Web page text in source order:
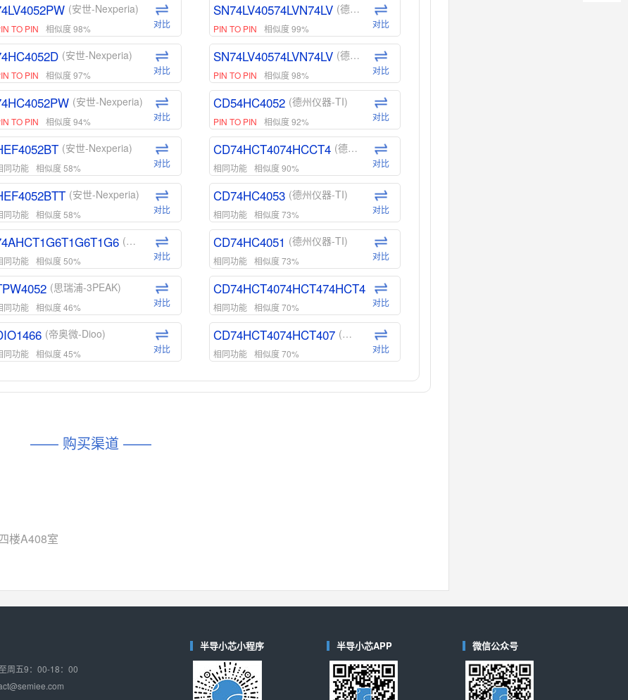
(安世-Nexperia)
TO PIN 相似度 98% 对比
(安世-Nexperia)
TO PIN 相似度 97% 对比
(安世-Nexperia)
TO PIN 相似度 94% 对比
(安世-Nexperia)
同功能 相似度 58% 对比
(安世-Nexperia)
同功能 相似度 58% 对比
(安世-Nexperia)
同功能 相似度 50% 对比
(思瑞浦-3PEAK)
同功能 相似度 46% 对比
(帝奥微-Dioo)
同功能 相似度 45% 对比
(帝奥微-Dioo)
对比
相似度 44%
同功能 相似度 37%
SN74LV40574LVN74LV (德州仪器-TI)
PIN TO PIN 相似度 99% 对比
SN74LV40574LVN74LV (德州仪器-TI)
PIN TO PIN 相似度 98% 对比
CD54HC4052 (德州仪器-TI)
PIN TO PIN 相似度 92% 对比
CD74HCT4074HCCT4 (德州仪器-TI)
相同功能 相似度 90% 对比
CD74HC4053 (德州仪器-TI)
相同功能 相似度 73% 对比
CD74HC4051 (德州仪器-TI)
相同功能 相似度 73% 对比
CD74HCT4074HCT474HCT4 (德州仪器-TI)
相同功能 相似度 70% 对比
CD74HCT4074HCT407 (德州仪器-TI)
相同功能 相似度 70% 对比
CD74HCT4D74HDCT40 (德州仪器-TI)
对比
—— 购买渠道 ——
楼A408室
周五9：00-18：00
半导小芯小程序 半导小芯APP 微信公众号